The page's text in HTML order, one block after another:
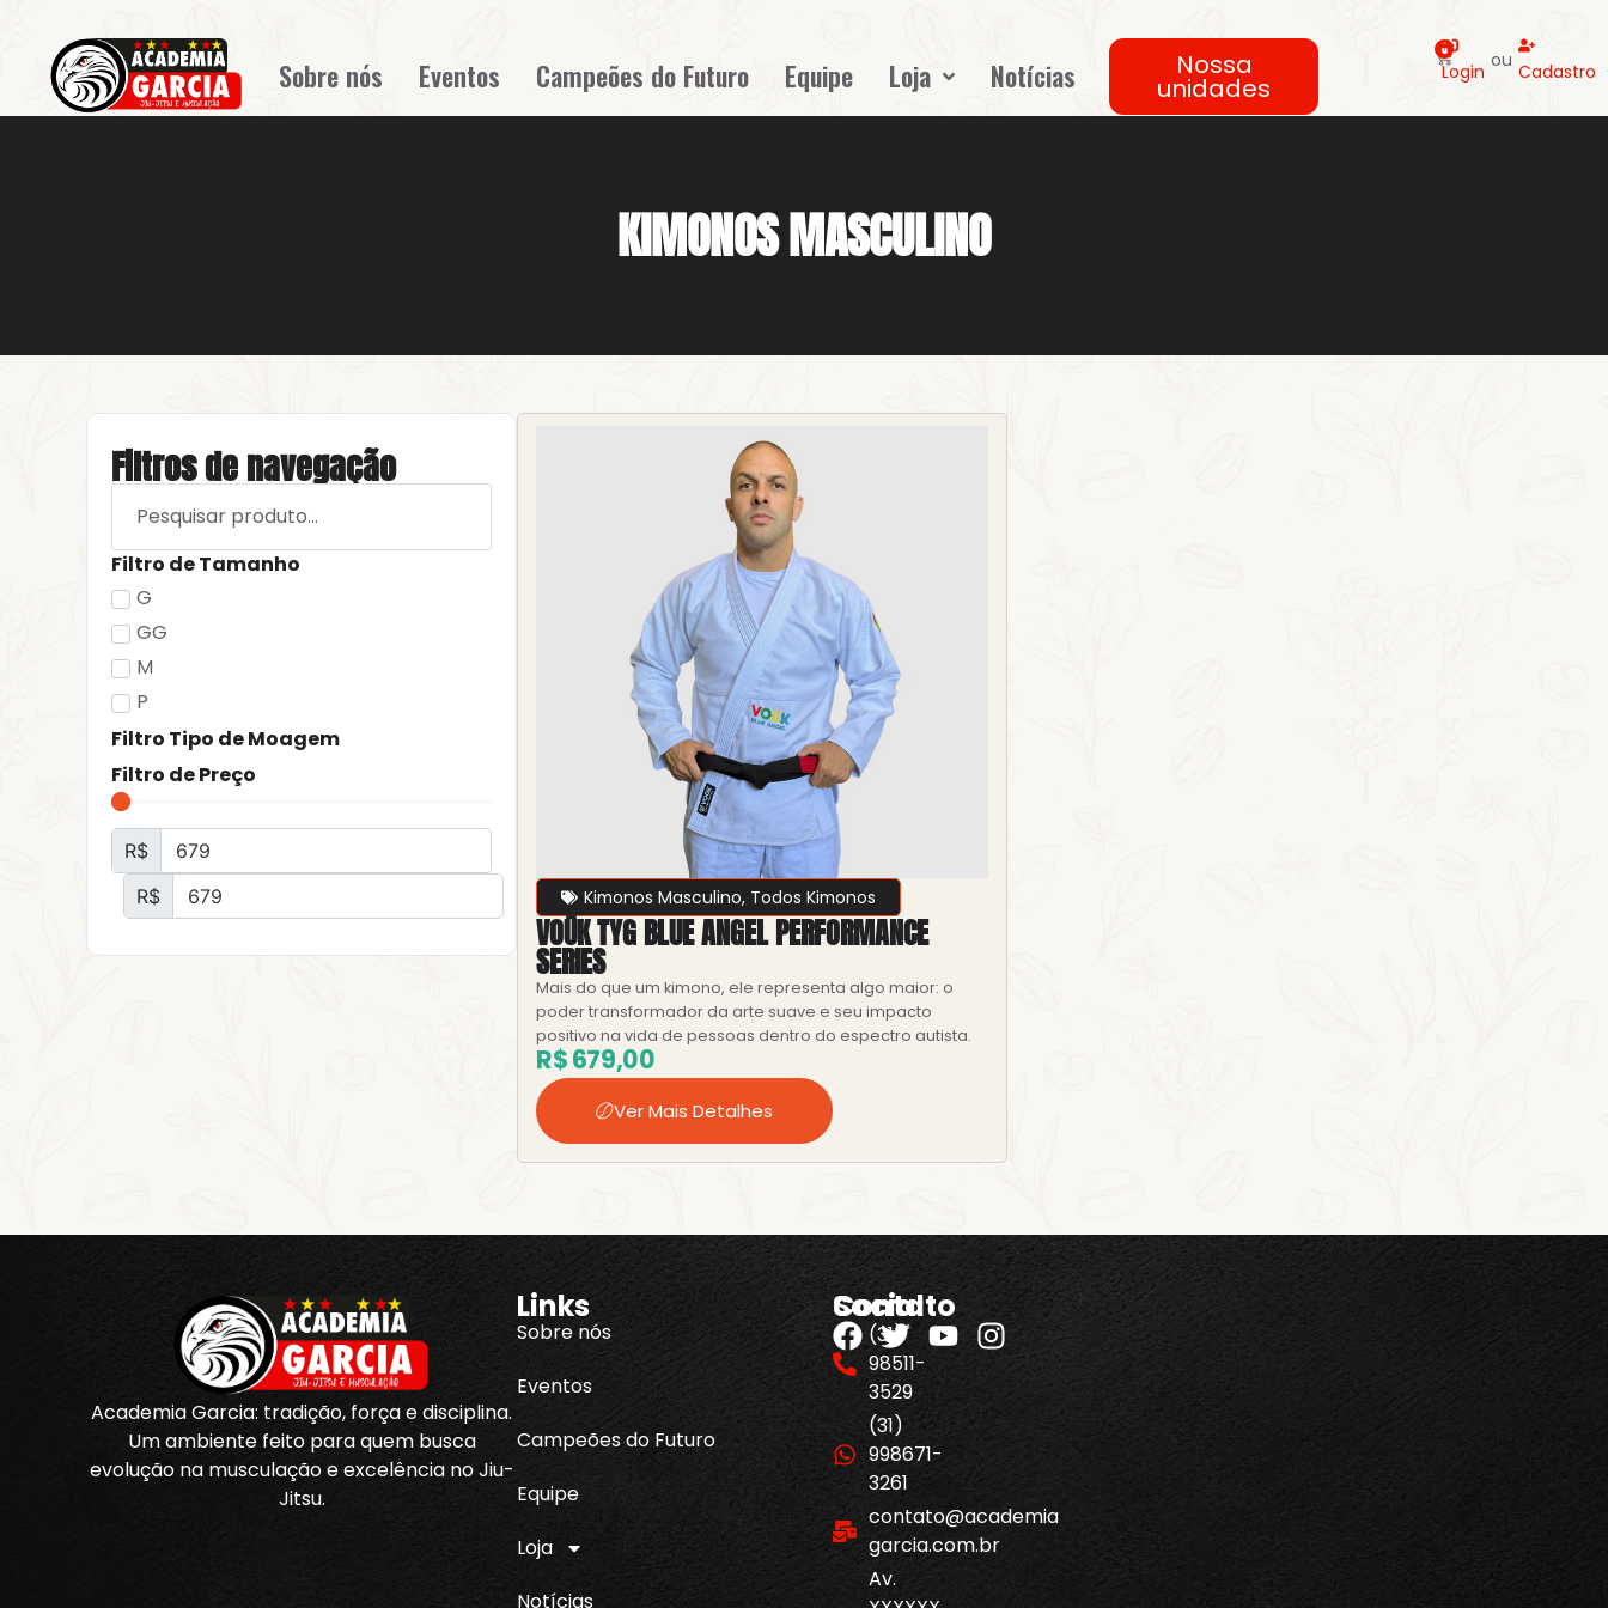
Sobre nós Eventos Campeões do Futuro Equipe Loja Notícias Nossa
unidades
0
Login ou Cadastro
KIMONOS MASCULINO
Filtros de navegação
Filtro de Tamanho
G
GG
M
P
Filtro Tipo de Moagem
Filtro de Preço
R$
R$
Kimonos Masculino, Todos Kimonos
VOŪK TYG BLUE ANGEL PERFORMANCE
SERIES
Mais do que um kimono, ele representa algo maior: o
poder transformador da arte suave e seu impacto
positivo na vida de pessoas dentro do espectro autista.
R$679,00
Ver Mais Detalhes
Academia Garcia: tradição, força e disciplina.
Um ambiente feito para quem busca
evolução na musculação e excelência no Jiu-
Jitsu.
Links
Sobre nós
Eventos
Campeões do Futuro
Equipe
Loja
Notícias
Contato
(31)
98511-
3529
(31)
998671-
3261
contato@academia
garcia.com.br
Av.
Social